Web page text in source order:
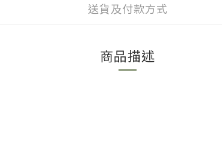
送貨及付款方式
商品描述